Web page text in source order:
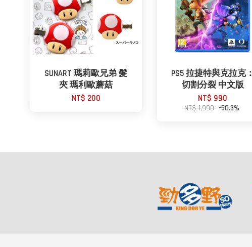
SUNART 瑪莉歐兄弟 髮
夾 瑪利歐蘑菇
NT$ 200
PS5 拉捷特與克拉克：
切割分裂 中文版
NT$ 990
NT$ 1,990 -50.3%